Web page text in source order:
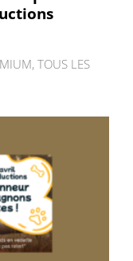
, TOUS LES